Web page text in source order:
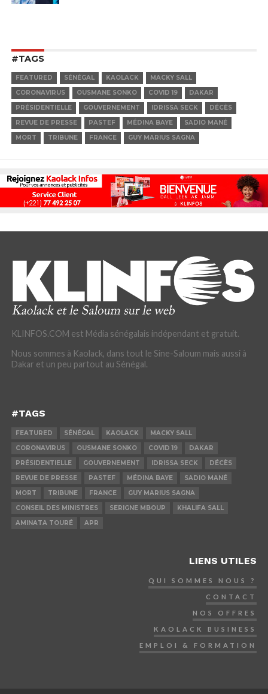
#TAGS
FEATURED SÉNÉGAL KAOLACK
MACKY SALL
CORONAVIRUS
OUSMANE SONKO COVID 19
DAKAR
PRÉSIDENTIELLE
GOUVERNEMENT IDRISSA SECK
DÉCÈS
REVUE DE PRESSE
PASTEF MÉDINA BAYE
SADIO MANÉ
MORT
TRIBUNE FRANCE GUY MARIUS SAGNA
KLINFOS.COM est Média sénégalais indépendant et gratuit.
Nous sommes à Kaolack, dans tout le Sine-Saloum mais aussi à
Dakar et un peu partout au Sénégal.
#TAGS
FEATURED SÉNÉGAL KAOLACK
MACKY SALL
CORONAVIRUS
OUSMANE SONKO COVID 19
DAKAR
PRÉSIDENTIELLE
GOUVERNEMENT IDRISSA SECK
DÉCÈS
REVUE DE PRESSE
PASTEF MÉDINA BAYE
SADIO MANÉ
MORT
TRIBUNE FRANCE
GUY MARIUS SAGNA
CONSEIL DES MINISTRES
SERIGNE MBOUP
KHALIFA SALL
AMINATA TOURÉ
APR
LIENS UTILES
QUI SOMMES NOUS ?
CONTACT
NOS OFFRES
KAOLACK BUSINESS
EMPLOI & FORMATION